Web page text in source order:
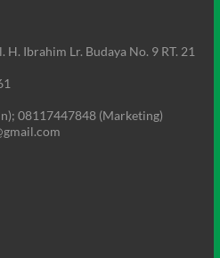
Ibrahim Lr. Budaya No. 9 RT. 21
08117447848 (Marketing)